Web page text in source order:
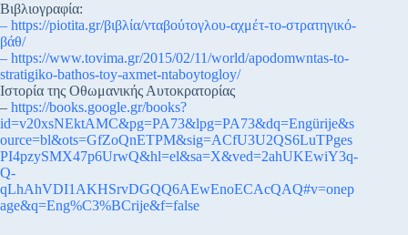
Βιβλιογραφία:
– https://piotita.gr/βιβλία/νταβούτογλου-αχμέτ-το-στρατηγικό-
βάθ/
– https://www.tovima.gr/2015/02/11/world/apodomwntas-to-
stratigiko-bathos-toy-axmet-ntaboytogloy/
Ιστορία της Οθωμανικής Αυτοκρατορίας
– https://books.google.gr/books?
id=v20xsNEktAMC&pg=PA73&lpg=PA73&dq=Engürije&s
ource=bl&ots=GfZoQnETPM&sig=ACfU3U2QS6LuTPges
PI4pzySMX47p6UrwQ&hl=el&sa=X&ved=2ahUKEwiY3q-
Q-
qLhAhVDI1AKHSrvDGQQ6AEwEnoECAcQAQ#v=onep
age&q=Eng%C3%BCrije&f=false